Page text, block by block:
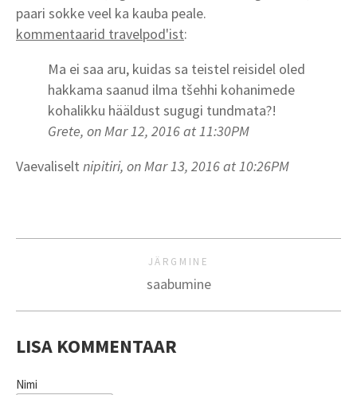
paari sokke veel ka kauba peale.
kommentaarid travelpod'ist:
Ma ei saa aru, kuidas sa teistel reisidel oled
hakkama saanud ilma tšehhi kohanimede
kohalikku hääldust sugugi tundmata?!
Grete, on Mar 12, 2016 at 11:30PM
Vaevaliselt nipitiri, on Mar 13, 2016 at 10:26PM
JÄRGMINE
saabumine
LISA KOMMENTAAR
Nimi